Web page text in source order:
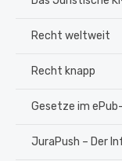
Recht weltweit
Recht knapp
Gesetze im
JuraPush – Der